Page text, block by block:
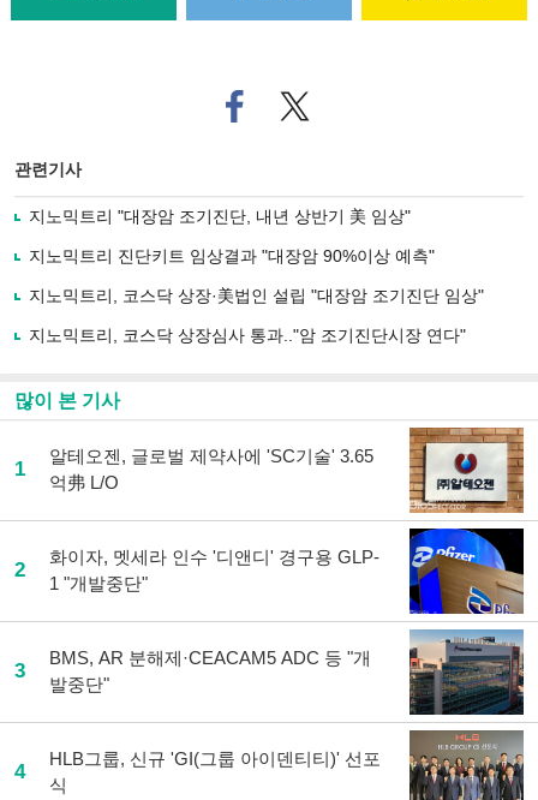
페
이
로
기
사
유
기
트위
터로
관련기사
지노믹트리 "대장암 조기진단, 내년 상반기 美 임상"
지노믹트리 진단키트 임상결과 "대장암 90%이상 예측"
지노믹트리, 코스닥 상장·美법인 설립 "대장암 조기진단 임상"
지노믹트리, 코스닥 상장심사 통과.."암 조기진단시장 연다"
많이 본 기사
1
알테오젠, 글로벌 제약사에 'SC기술' 3.65
억弗 L/O
2
화이자, 멧세라 인수 '디앤디' 경구용 GLP-
1 "개발중단"
3
BMS, AR 분해제·CEACAM5 ADC 등 "개
발중단"
4
HLB그룹, 신규 'GI(그룹 아이덴티티)' 선포
식